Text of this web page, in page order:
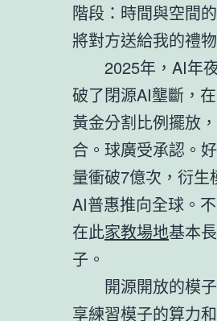
階段：時間與空間
將對方送給我的禮
2025年，AI年
破了閉源AI壟斷，
黃金分割比例擺放
合。球廣受承認。
量衝破7億次，衍
AI普惠推向全球。
在此家教場地基本
子。
開源開放的模
享練習模子的算力